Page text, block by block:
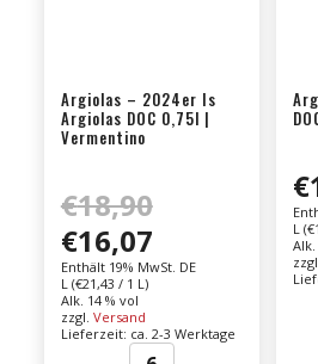
Argiolas – 2024er Is
Argiolas DOC 0,75l |
Vermentino
€18,90Ursprünglicher
Preis
war:
€16,07Aktueller
Preis
€16,07.
Enthält 19% MwSt. DE
L (€21,43 / 1 L)
Alk. 14 % vol
zzgl. Versand
Lieferzeit: ca. 2-3 Werktage
€
L (€